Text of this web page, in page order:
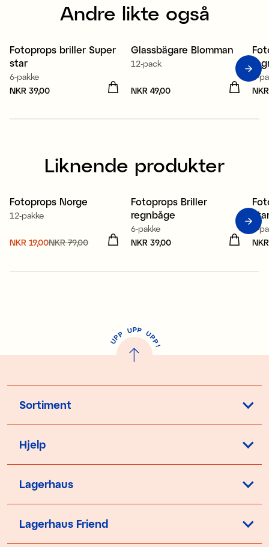
Andre likte også
Fotoprops briller Super
star
6-pakke
Pris :NKR 39,00
NKR 39,00
Glassbägare Blomman
12-pack
Pris :NKR 49,00
NKR 49,00
6-
Liknende produkter
Sale
Fotoprops Norge
12-pakke
Nåværende pris:
NKR 19,00NKR 79,00
Fotoprops Briller
regnbåge
6-pakke
Pris :NKR 39,00
NKR 39,00
6-
U
P
P UPP UP
P
!
Sortiment
Hjelp
Lagerhaus
Lagerhaus Friend